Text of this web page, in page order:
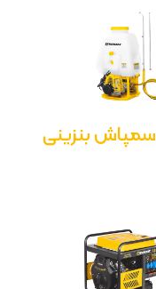
سمپاش بنزینی